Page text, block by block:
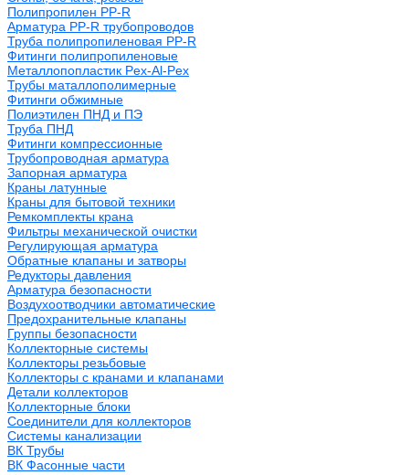
Полипропилен PP-R
Арматура PP-R трубопроводов
Труба полипропиленовая PP-R
Фитинги полипропиленовые
Металлопопластик Pex-Al-Pex
Трубы маталлополимерные
Фитинги обжимные
Полиэтилен ПНД и ПЭ
Труба ПНД
Фитинги компрессионные
Трубопроводная арматура
Запорная арматура
Краны латунные
Краны для бытовой техники
Ремкомплекты крана
Фильтры механической очистки
Регулирующая арматура
Обратные клапаны и затворы
Редукторы давления
Арматура безопасности
Воздухоотводчики автоматические
Предохранительные клапаны
Группы безопасности
Коллекторные системы
Коллекторы резьбовые
Коллекторы с кранами и клапанами
Детали коллекторов
Коллекторные блоки
Соединители для коллекторов
Системы канализации
ВК Трубы
ВК Фасонные части